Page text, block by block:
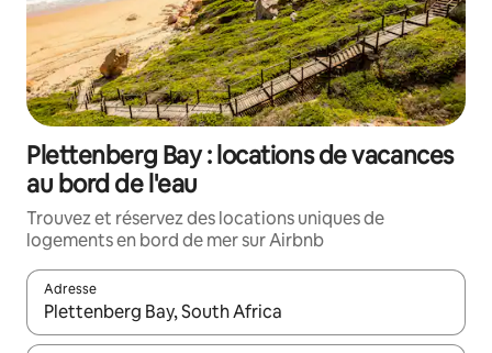
Plettenberg Bay : locations de vacances
au bord de l'eau
Trouvez et réservez des locations uniques de
logements en bord de mer sur Airbnb
Adresse
Lorsque les résultats s'affichent, utilisez les flèches vers le